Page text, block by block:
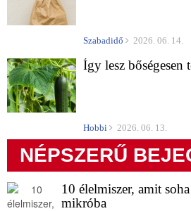
Szabadidő 2026. 06. 14.
Így lesz bőségesen
Hobbi 2026. 06. 13.
NÉPSZERŰ
10 élelmiszer, amit
mikróba